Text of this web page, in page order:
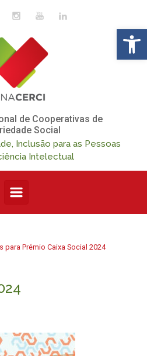
de Cooperativas de
Social
Inclusão para as Pessoas
Intelectual
para Prémio Caixa Social 2024